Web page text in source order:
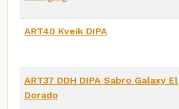
ART40 Kveik DIPA
ART37 DDH DIPA Sabro Galaxy El
Dorado